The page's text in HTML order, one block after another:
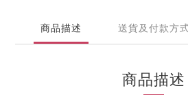
商品描述 送貨及付款方
商品描述